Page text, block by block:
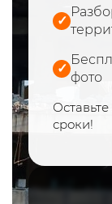
✓
✓
фото
сроки!